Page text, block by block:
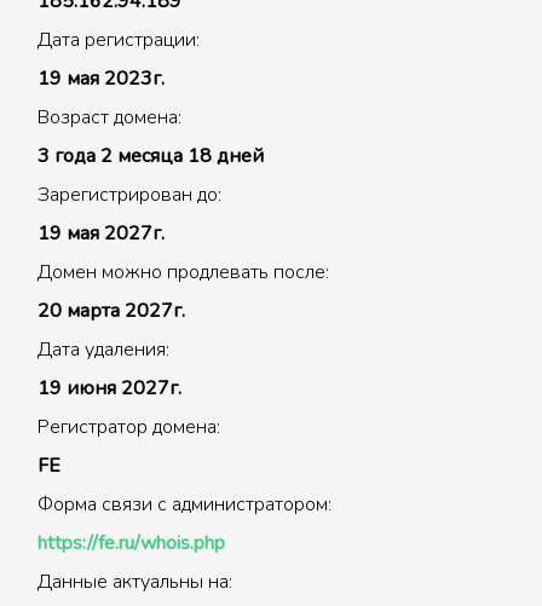
Дата регистрации:
19 мая 2023г.
Возраст домена:
3 года 2 месяца 18 дней
Зарегистрирован до:
19 мая 2027г.
Домен можно продлевать после:
20 марта 2027г.
Дата удаления:
19 июня 2027г.
Регистратор домена:
FE
Форма связи с администратором:
https://fe.ru/whois.php
Данные актуальны на: